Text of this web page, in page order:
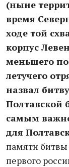
(ныне
время
ходе той
корпус
меньшего
летучего
назвал
Полтавской
самым
для
памяти
первого